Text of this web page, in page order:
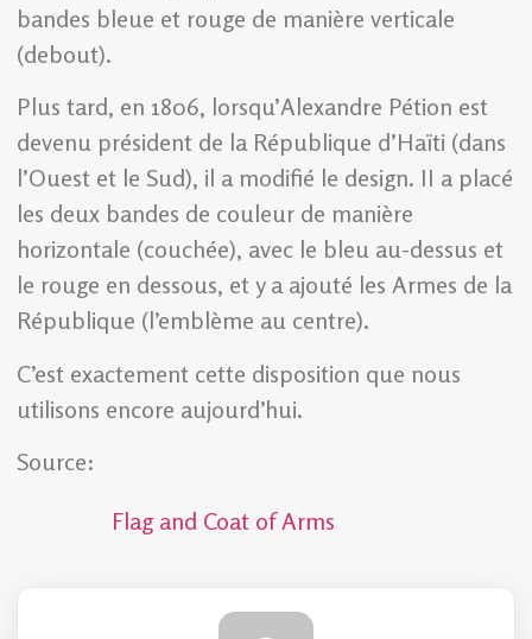
bandes bleue et rouge de manière verticale
(debout).
Plus tard, en 1806, lorsqu’Alexandre Pétion est
devenu président de la République d’Haïti (dans
l’Ouest et le Sud), il a modifié le design. II a placé
les deux bandes de couleur de manière
horizontale (couchée), avec le bleu au-dessus et
le rouge en dessous, et y a ajouté les Armes de la
République (l’emblème au centre).
C’est exactement cette disposition que nous
utilisons encore aujourd’hui.
Source:
Flag and Coat of Arms